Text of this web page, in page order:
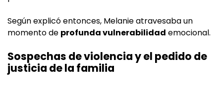
Según explicó entonces, Melanie atravesaba un
momento de profunda vulnerabilidad emocional.
Sospechas de violencia y el pedido de
justicia de la familia